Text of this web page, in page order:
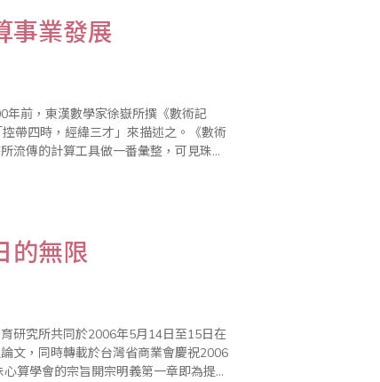
事業發展
帶四時，經緯三才」來描述之。《數術
流傳的計算工具做一番彙整，可見珠算
的無限
研究所共同於2006年5月14日至15日在
文，同時轉載於台灣省商業會慶祝2006